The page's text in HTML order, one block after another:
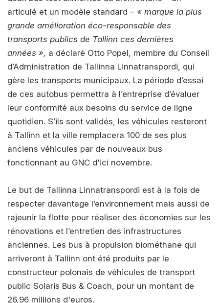
articulé et un modèle standard – « marque la plus
grande amélioration éco-responsable des
transports publics de Tallinn ces dernières
années », a déclaré Otto Popel, membre du Conseil
d’Administration de Tallinna Linnatranspordi, qui
gère les transports municipaux. La période d’essai
de ces autobus permettra à l’entreprise d’évaluer
leur conformité aux besoins du service de ligne
quotidien. S’ils sont validés, les véhicules resteront
à Tallinn et la ville remplacera 100 de ses plus
anciens véhicules par de nouveaux bus
fonctionnant au GNC d'ici novembre.
Le but de Tallinna Linnatranspordi est à la fois de
respecter davantage l’environnement mais aussi de
rajeunir la flotte pour réaliser des économies sur les
rénovations et l’entretien des infrastructures
anciennes. Les bus à propulsion biométhane qui
arriveront à Tallinn ont été produits par le
constructeur polonais de véhicules de transport
public Solaris Bus & Coach, pour un montant de
26,96 millions d'euros.